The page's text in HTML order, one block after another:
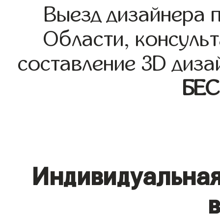
Выезд дизайнера
Области,
составление 3D